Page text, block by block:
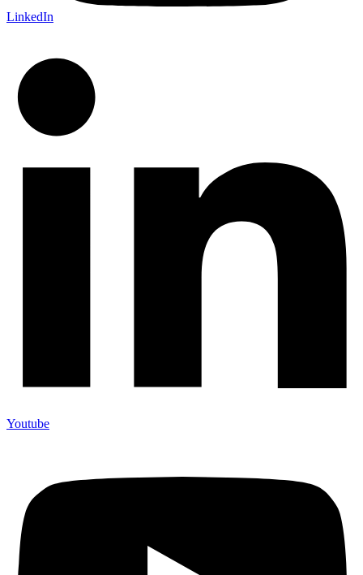
LinkedIn
Youtube